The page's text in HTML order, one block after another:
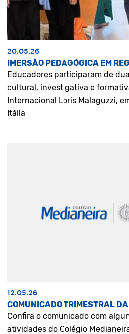
20.05.26
IMERSÃO PEDAGÓGICA EM
Educadores participaram de
cultural, investigativa e
Internacional Loris Malaguzzi,
Itália
12.05.26
COMUNICADO TRIMESTRAL
Confira o comunicado com
atividades do Colégio